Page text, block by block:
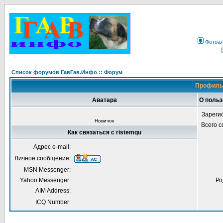
Список форумов ГавГав.Инфо :: Форум
Профиль
Аватара О
Новичок
Всего
Как связаться с ristemqu
Адрес e-mail:
Личное сообщение:
MSN Messenger:
Yahoo Messenger:
AIM Address:
ICQ Number: